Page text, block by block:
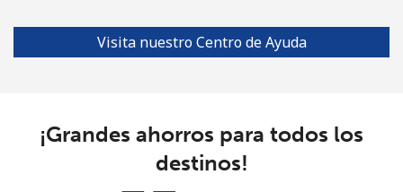
Visita nuestro Centro de Ayuda
¡Grandes ahorros para todos los
destinos!